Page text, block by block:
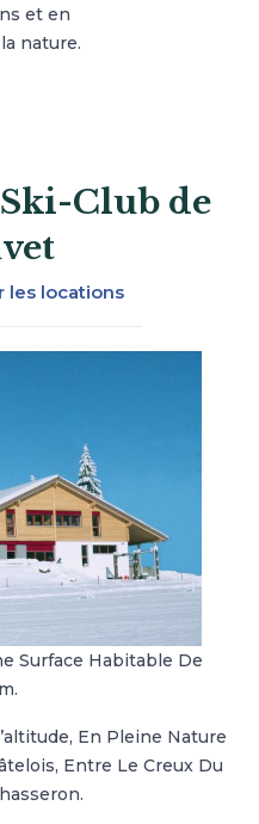
et en
nature.
Club de
les locations
Surface Habitable De
En Pleine Nature
Entre Le Creux Du